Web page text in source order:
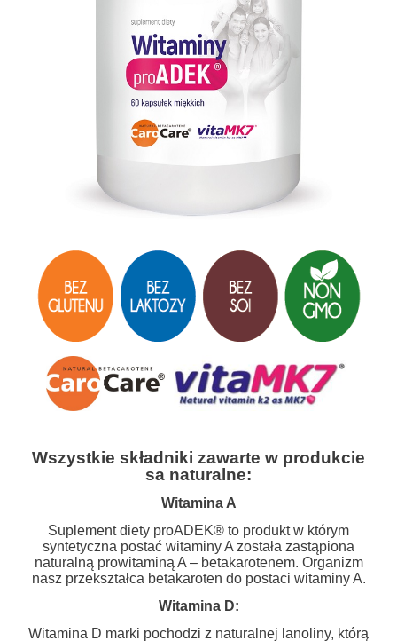
Wszystkie składniki zawarte w produkcie
sa naturalne:
Witamina A
Suplement diety proADEK® to produkt w którym
syntetyczna postać witaminy A została zastąpiona
naturalną prowitaminą A – betakarotenem. Organizm
nasz przekształca betakaroten do postaci witaminy A.
Witamina D:
Witamina D marki pochodzi z naturalnej lanoliny, którą